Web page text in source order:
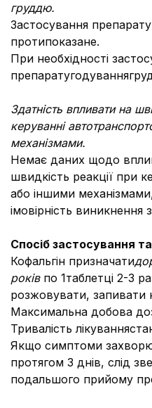
груддю.
Застосування препарату
протипоказане.
При необхідності
Здатність впливати на
керуванні
механізмами.
Немає даних щодо
швидкість реакції при
або іншими
імовірність виникнення
Спосіб застосування
Кофальгін призначати
роківпо 1таблетці 2-3
розжовувати, запивати
Максимальна добова
Тривалість
Якщо симптоми
протягом 3 днів, слід
подальшого прийому